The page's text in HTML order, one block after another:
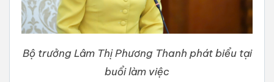
Bộ trưởng Lâm Thị Phương Thanh phát biểu tại
buổi làm việc